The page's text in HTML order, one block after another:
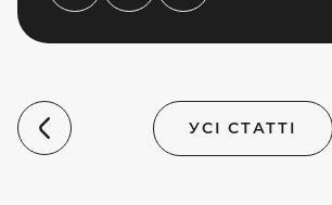
УСІ СТАТТІ